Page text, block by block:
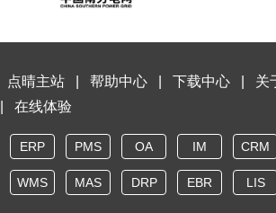
[2026-8-8]河北益领信息科技有限公
[2026-8-8]苏州驰誉电力工程有限
[2026-8-8]东莞市心谷电子科技有限
[2026-8-8]丸一橡胶（深圳）有限公
[2026-8-8]山西金邦科技有限公司
[2026-8-8]老韩活动协会
[2026-8-8]石家庄海山航空装备科技
点晴主站 帮助中心 下载中心 关
在线体验
ERP PMS OA IM CRM
WMS MAS DRP EBR LIS